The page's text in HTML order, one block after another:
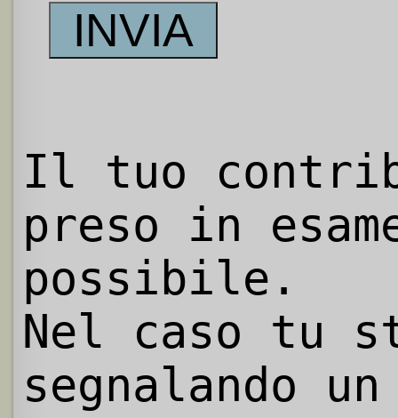
Il tuo
preso in
possibile.
Nel caso tu
segnalando